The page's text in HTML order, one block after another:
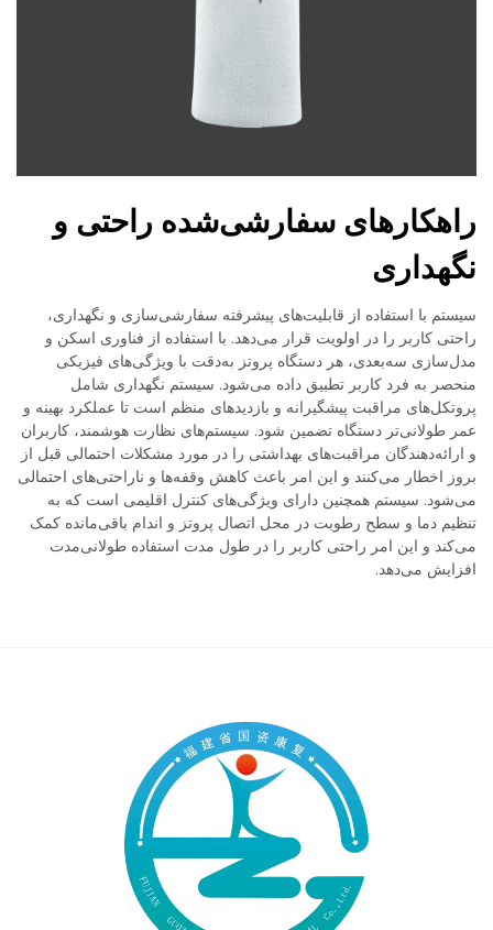
راهکارهای سفارشی‌شده راحتی و
نگهداری
سیستم با استفاده از قابلیت‌های پیشرفته سفارشی‌سازی و نگهداری،
راحتی کاربر را در اولویت قرار می‌دهد. با استفاده از فناوری اسکن و
مدل‌سازی سه‌بعدی، هر دستگاه پروتز به‌دقت با ویژگی‌های فیزیکی
منحصر به فرد کاربر تطبیق داده می‌شود. سیستم نگهداری شامل
پروتکل‌های مراقبت پیشگیرانه و بازدیدهای منظم است تا عملکرد بهینه و
عمر طولانی‌تر دستگاه تضمین شود. سیستم‌های نظارت هوشمند، کاربران
و ارائه‌دهندگان مراقبت‌های بهداشتی را در مورد مشکلات احتمالی قبل از
بروز اخطار می‌کنند و این امر باعث کاهش وقفه‌ها و ناراحتی‌های احتمالی
می‌شود. سیستم همچنین دارای ویژگی‌های کنترل اقلیمی است که به
تنظیم دما و سطح رطوبت در محل اتصال پروتز و اندام باقی‌مانده کمک
می‌کند و این امر راحتی کاربر را در طول مدت استفاده طولانی‌مدت
افزایش می‌دهد.